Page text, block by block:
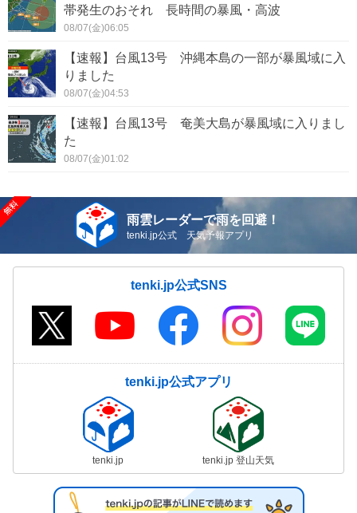
帯発生のおそれ 長時間の暴風・高波
08/07(金)06:05
【速報】台風13号 沖縄本島の一部が暴風域に入
りました
08/07(金)04:53
【速報】台風13号 奄美大島が暴風域に入りまし
た
08/07(金)01:02
雨雲レーダーで雨を回避！
tenki.jp公式 天気予報アプリ
tenki.jp公式SNS
tenki.jp公式アプリ
tenki.jp tenki.jp 登山天気